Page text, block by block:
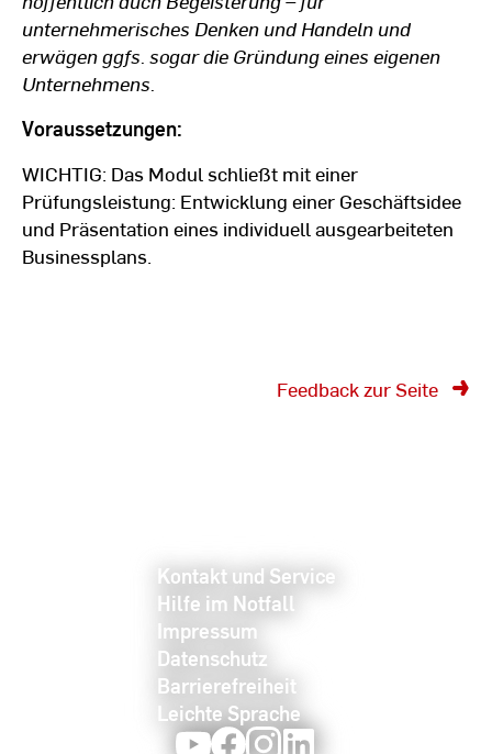
unternehmerisches Denken und Handeln und
erwägen ggfs. sogar die Gründung eines eigenen
Unternehmens.
Voraussetzungen:
WICHTIG: Das Modul schließt mit einer
Prüfungsleistung: Entwicklung einer Geschäftsidee
und Präsentation eines individuell ausgearbeiteten
Businessplans.
Feedback zur Seite
Kontakt und Service
Hilfe im Notfall
Impressum
Datenschutz
Barrierefreiheit
Leichte Sprache
YoutubeFacebookInstagram